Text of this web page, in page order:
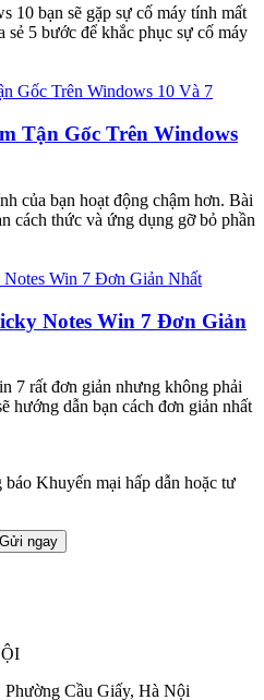
10 bạn sẽ gặp sự cố máy tính mất
sẻ 5 bước để khắc phục sự cố máy
Tận Gốc Trên Windows
của bạn hoạt động chậm hơn. Bài
cách thức và ứng dụng gỡ bỏ phần
Notes Win 7 Đơn Giản
7 rất đơn giản nhưng không phải
hướng dẫn bạn cách đơn giản nhất
Khuyến mại hấp dẫn hoặc tư
Gửi ngay
Cầu Giấy, Hà Nội